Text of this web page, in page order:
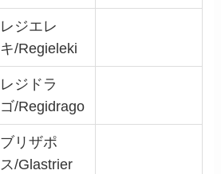
レジエレ
キ/Regieleki
レジドラ
ゴ/Regidrago
ブリザポ
ス/Glastrier